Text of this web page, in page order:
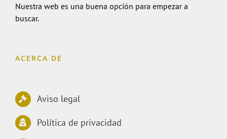
Nuestra web es una buena opción para empezar a
buscar.
ACERCA DE
Aviso legal
Política de privacidad